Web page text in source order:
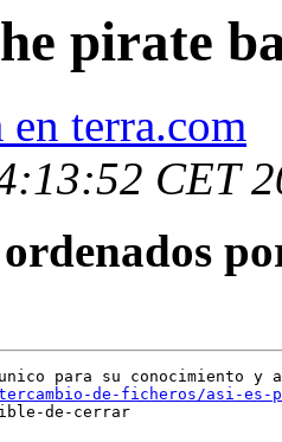
pirate
en terra.com
CET
de-ficheros/asi-
de-cerrar